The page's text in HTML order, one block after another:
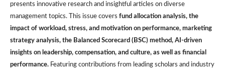
presents innovative research and insightful articles on diverse
management topics. This issue covers fund allocation analysis, the
impact of workload, stress, and motivation on performance, marketing
strategy analysis, the Balanced Scorecard (BSC) method, AI-driven
insights on leadership, compensation, and culture, as well as financial
performance.Featuring contributions from leading scholars and industry